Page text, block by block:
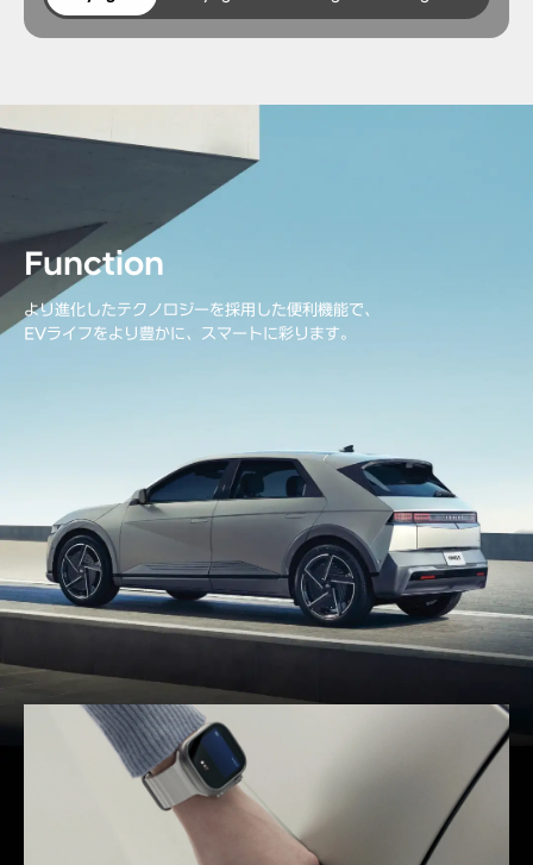
Function
より進化したテクノロジーを採用した便利機能で、
EVライフをより豊かに、スマートに彩ります。